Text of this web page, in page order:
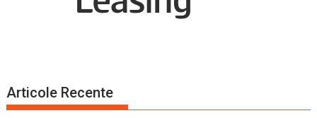
Articole Recente